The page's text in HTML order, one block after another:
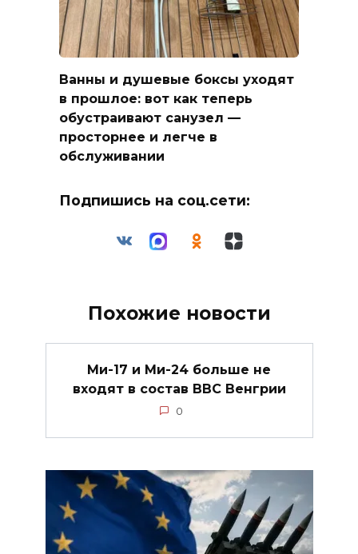
Ванны и душевые боксы уходят
в прошлое: вот как теперь
обустраивают санузел —
просторнее и легче в
обслуживании
Подпишись на соц.сети:
Похожие новости
Ми-17 и Ми-24 больше не
входят в состав ВВС Венгрии
0